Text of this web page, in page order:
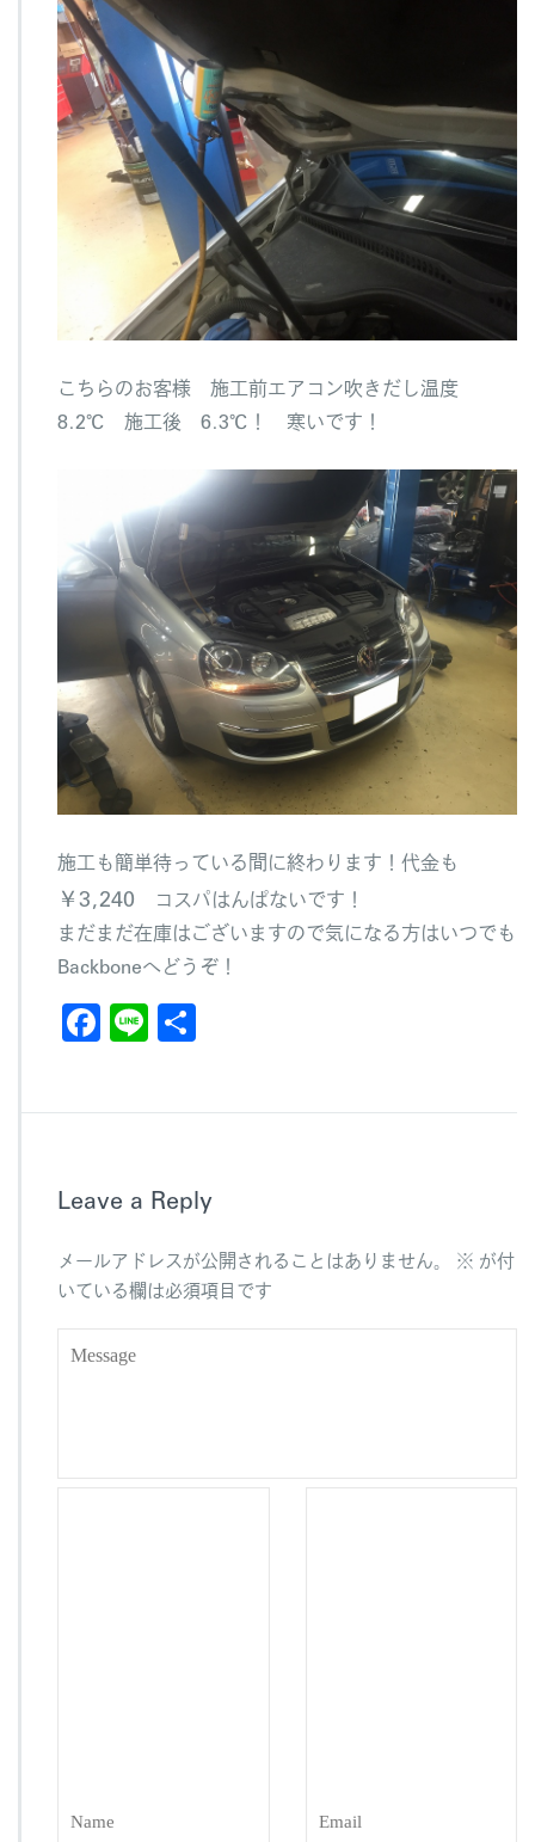
こちらのお客様 施工前エアコン吹きだし温度
8.2℃ 施工後 6.3℃！ 寒いです！
施工も簡単待っている間に終わります！代金も
￥3,240 コスパはんぱないです！
まだまだ在庫はございますので気になる方はいつでも
Backboneへどうぞ！
F
o
o
k
Li
Leave a Reply
メールアドレスが公開されることはありません。 ※ が付
いている欄は必須項目です